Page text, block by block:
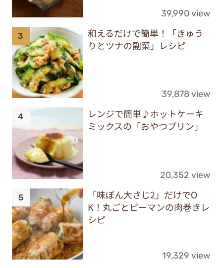
39,990 view
和えるだけで簡単！「きゅう
りとツナの副菜」レシピ
39,878 view
レンジで簡単♪ホットケーキ
ミックスの「おやつプリン」
20,352 view
「味ぽん大さじ2」だけでO
K！丸ごとピーマンの肉巻きレ
シピ
19,329 view